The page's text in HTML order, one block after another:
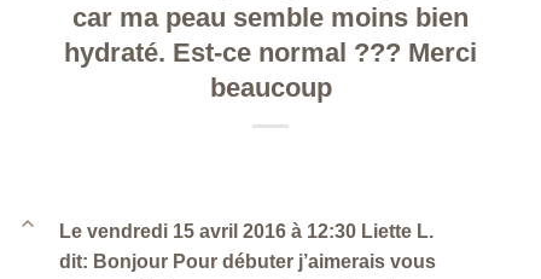
car ma peau semble moins bien
hydraté. Est-ce normal ??? Merci
beaucoup
B
Le vendredi 15 avril 2016 à 12:30 Liette L.
dit: Bonjour Pour débuter j’aimerais vous